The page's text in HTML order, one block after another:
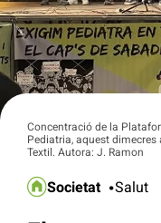
Concentració de la
Pediatria, aquest dimecres
Textil. Autora: J. Ramon
Societat Salut